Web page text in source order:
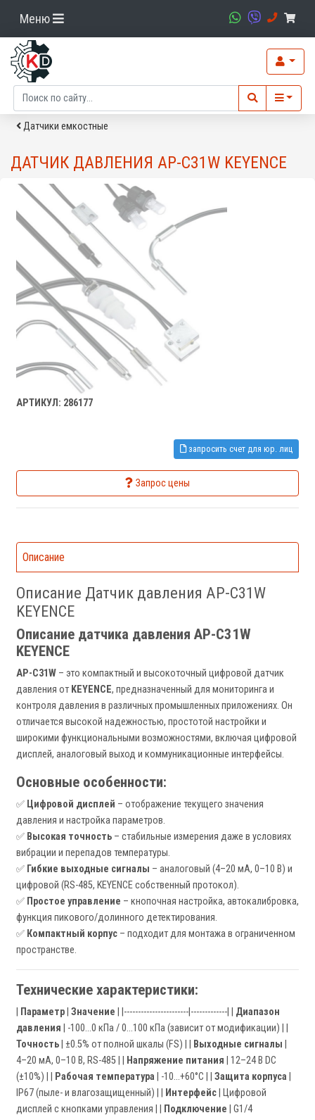
Меню
Датчики емкостные
ДАТЧИК ДАВЛЕНИЯ AP-C31W KEYENCE
АРТИКУЛ: 286177
запросить счет для юр. лиц
Запрос цены
Описание
Описание Датчик давления AP-C31W
KEYENCE
Описание датчика давления AP-C31W
KEYENCE
AP-C31W – это компактный и высокоточный цифровой датчик
давления от KEYENCE, предназначенный для мониторинга и
контроля давления в различных промышленных приложениях. Он
отличается высокой надежностью, простотой настройки и
широкими функциональными возможностями, включая цифровой
дисплей, аналоговый выход и коммуникационные интерфейсы.
Основные особенности:
✅ Цифровой дисплей – отображение текущего значения
давления и настройка параметров.
✅ Высокая точность – стабильные измерения даже в условиях
вибрации и перепадов температуры.
✅ Гибкие выходные сигналы – аналоговый (4–20 мА, 0–10 В) и
цифровой (RS-485, KEYENCE собственный протокол).
✅ Простое управление – кнопочная настройка, автокалибровка,
функция пикового/долинного детектирования.
✅ Компактный корпус – подходит для монтажа в ограниченном
пространстве.
Технические характеристики:
Параметр Значение | |-----------------------|-------------| | Диапазон
давления | -100…0 кПа / 0…100 кПа (зависит от модификации) | |
Точность | ±0.5% от полной шкалы (FS) | | Выходные сигналы
4–20 мА, 0–10 В, RS-485 | |
Напряжение питания | 12–24 В DC
(±10%) | |
Рабочая температура | -10…+60°C | | Защита корпуса
IP67 (пыле- и влагозащищенный) | |
Интерфейс | Цифровой
дисплей с кнопками управления | |
Подключение | G1/4